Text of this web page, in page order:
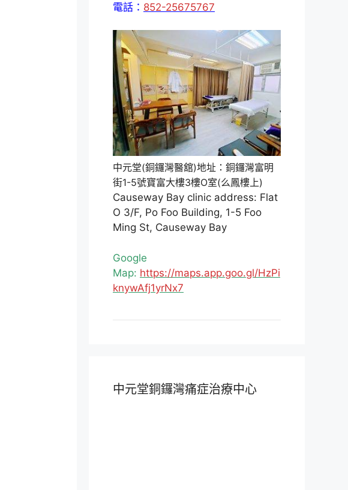
電話： 852-25675767
中元堂(銅鑼灣醫舘)地址：銅鑼灣富明
街1-5號寶富大樓3樓O室(么鳳樓上)
Causeway Bay clinic address: Flat
O 3/F, Po Foo Building, 1-5 Foo
Ming St, Causeway Bay
Google
Map: https://maps.app.goo.gl/HzPi
knywAfj1yrNx7
中元堂銅鑼灣痛症治療中心